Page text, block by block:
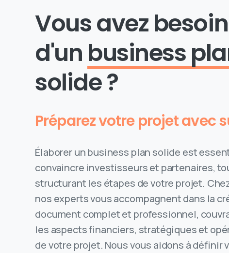
Vous avez besoin
d'un business
solide ?
Préparez votre projet avec
Élaborer un business plan solide est
convaincre investisseurs et partenaires,
structurant les étapes de votre projet.
nos experts vous accompagnent dans la
document complet et professionnel,
les aspects financiers, stratégiques et
de votre projet. Nous vous aidons à définir